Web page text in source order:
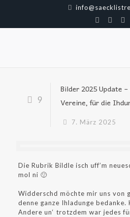
9
Bilder 2025 Update
Vereine, für die
7. März 2025
Die Rubrik Bildle isch uff’m
mol ni 🙂
Widderschd möchte mir uns von
denne ganze Ihladunge bedanke.
Andere un‘ trotzdem war jedes